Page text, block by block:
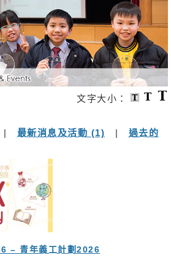
文字大小：
最新消息及活動 (1) | 過去的
– 青年義工計劃2026